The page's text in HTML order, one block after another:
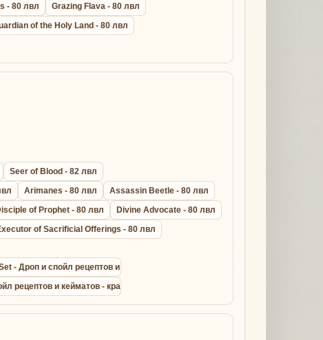
- 80 лвл
Grazing Flava - 80 лвл
of the Holy Land - 80 лвл
Seer of Blood - 82 лвл
Arimanes - 80 лвл
Assassin Beetle - 80 лвл
of Prophet - 80 лвл
Divine Advocate - 80 лвл
of Sacrificial Offerings - 80 лвл
- Дроп и спойл рецептов и кейматов - крафт драконик лайт армор сета
рецептов и кейматов - крафт дрейк лезер сета - Lineage 2